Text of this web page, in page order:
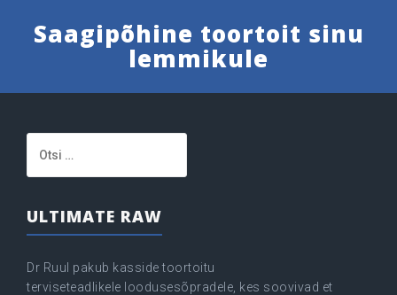
Saagipõhine toortoit sinu
lemmikule
ULTIMATE RAW
Dr Ruul pakub kasside toortoitu
terviseteadlikele loodusesõpradele, kes soovivad et